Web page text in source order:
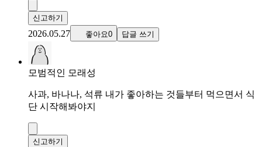
신고하기
2026.05.27 좋아요0 답글 쓰기
모범적인 모래성
사과, 바나나, 석류 내가 좋아하는 것들부터 먹으면서 식
단 시작해봐야지
신고하기